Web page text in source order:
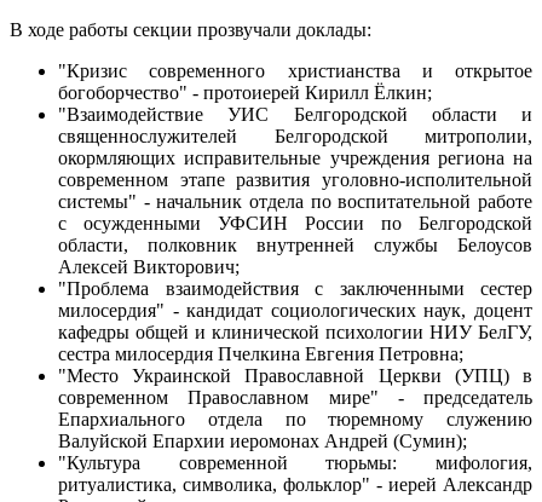
В ходе работы секции прозвучали доклады:
"Кризис современного христианства и открытое
богоборчество" - протоиерей Кирилл Ёлкин;
"Взаимодействие УИС Белгородской области и
священнослужителей Белгородской митрополии,
окормляющих исправительные учреждения региона на
современном этапе развития уголовно-исполительной
системы" - начальник отдела по воспитательной работе
с осужденными УФСИН России по Белгородской
области, полковник внутренней службы Белоусов
Алексей Викторович;
"Проблема взаимодействия с заключенными сестер
милосердия" - кандидат социологических наук, доцент
кафедры общей и клинической психологии НИУ БелГУ,
сестра милосердия Пчелкина Евгения Петровна;
"Место Украинской Православной Церкви (УПЦ) в
современном Православном мире" - председатель
Епархиального отдела по тюремному служению
Валуйской Епархии иеромонах Андрей (Сумин);
"Культура современной тюрьмы: мифология,
ритуалистика, символика, фольклор" - иерей Александр